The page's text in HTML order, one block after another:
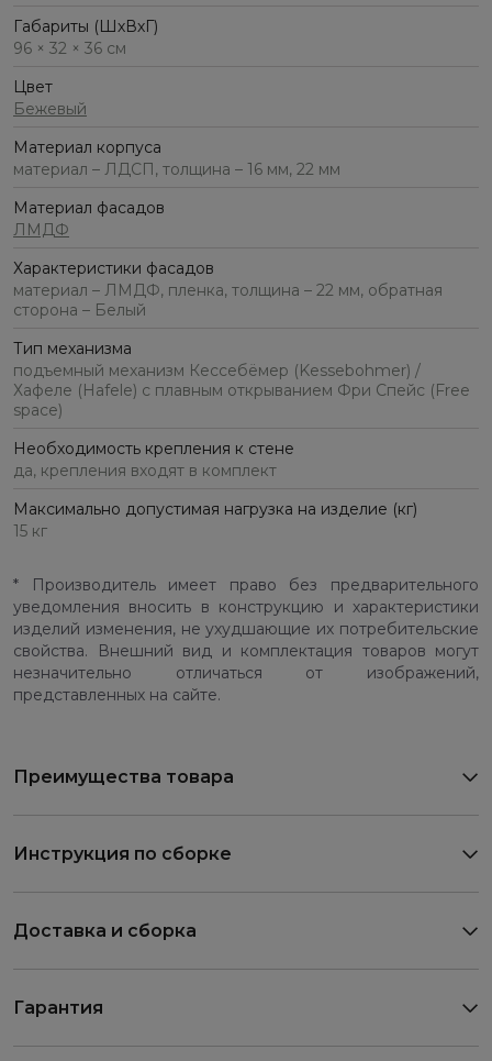
Габариты (ШхВхГ)
96 × 32 × 36 см
Цвет
Бежевый
Материал корпуса
материал – ЛДСП, толщина – 16 мм, 22 мм
Материал фасадов
ЛМДФ
Характеристики фасадов
материал – ЛМДФ, пленка, толщина – 22 мм, обратная
сторона – Белый
Тип механизма
подъемный механизм Кессебёмер (Kessebohmer) /
Хафеле (Hafele) с плавным открыванием Фри Спейс (Free
space)
Необходимость крепления к стене
да, крепления входят в комплект
Максимально допустимая нагрузка на изделие (кг)
15 кг
* Производитель имеет право без предварительного
уведомления вносить в конструкцию и характеристики
изделий изменения, не ухудшающие их потребительские
свойства. Внешний вид и комплектация товаров могут
незначительно отличаться от изображений,
представленных на сайте.
Преимущества товара
Инструкция по сборке
Доставка и сборка
Гарантия